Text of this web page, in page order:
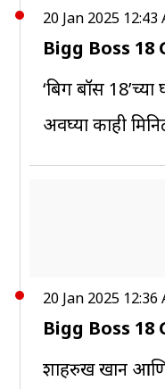
20 Jan 2025 12:43
Bigg Boss 18
‘बिग बॉस
अवघ्या काही
20 Jan 2025 12:36
Bigg Boss 18
शाहरुख खान आणि